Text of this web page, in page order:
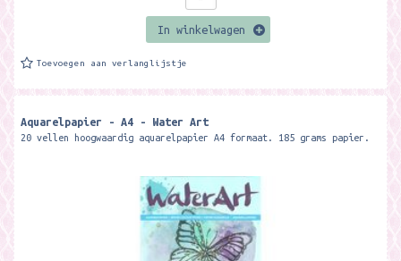
In winkelwagen
Toevoegen aan verlanglijstje
Aquarelpapier - A4 - Water Art
20 vellen hoogwaardig aquarelpapier A4 formaat. 185 grams papier.